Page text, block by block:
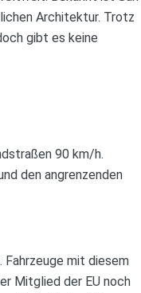
Architektur. Trotz
gibt es keine
90 km/h.
den angrenzenden
Fahrzeuge mit diesem
Mitglied der EU noch